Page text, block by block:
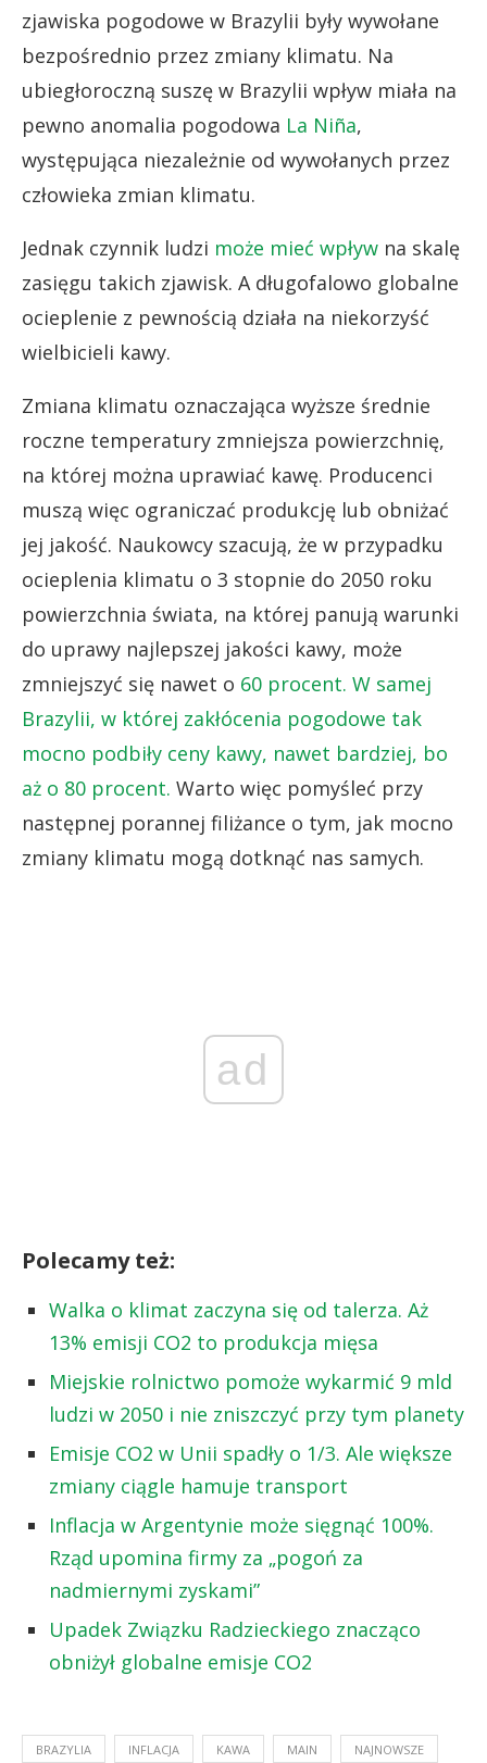
zjawiska pogodowe w Brazylii były wywołane
bezpośrednio przez zmiany klimatu. Na
ubiegłoroczną suszę w Brazylii wpływ miała na
pewno anomalia pogodowa La Niña,
występująca niezależnie od wywołanych przez
człowieka zmian klimatu.
Jednak czynnik ludzi może mieć wpływ na skalę
zasięgu takich zjawisk. A długofalowo globalne
ocieplenie z pewnością działa na niekorzyść
wielbicieli kawy.
Zmiana klimatu oznaczająca wyższe średnie
roczne temperatury zmniejsza powierzchnię,
na której można uprawiać kawę. Producenci
muszą więc ograniczać produkcję lub obniżać
jej jakość. Naukowcy szacują, że w przypadku
ocieplenia klimatu o 3 stopnie do 2050 roku
powierzchnia świata, na której panują warunki
do uprawy najlepszej jakości kawy, może
zmniejszyć się nawet o 60 procent. W samej
Brazylii, w której zakłócenia pogodowe tak
mocno podbiły ceny kawy, nawet bardziej, bo
aż o 80 procent. Warto więc pomyśleć przy
następnej porannej filiżance o tym, jak mocno
zmiany klimatu mogą dotknąć nas samych.
ad
Polecamy też:
Walka o klimat zaczyna się od talerza. Aż
13% emisji CO2 to produkcja mięsa
Miejskie rolnictwo pomoże wykarmić 9 mld
ludzi w 2050 i nie zniszczyć przy tym planety
Emisje CO2 w Unii spadły o 1/3. Ale większe
zmiany ciągle hamuje transport
Inflacja w Argentynie może sięgnąć 100%.
Rząd upomina firmy za „pogoń za
nadmiernymi zyskami”
Upadek Związku Radzieckiego znacząco
obniżył globalne emisje CO2
BRAZYLIA INFLACJA KAWA MAIN NAJNOWSZE